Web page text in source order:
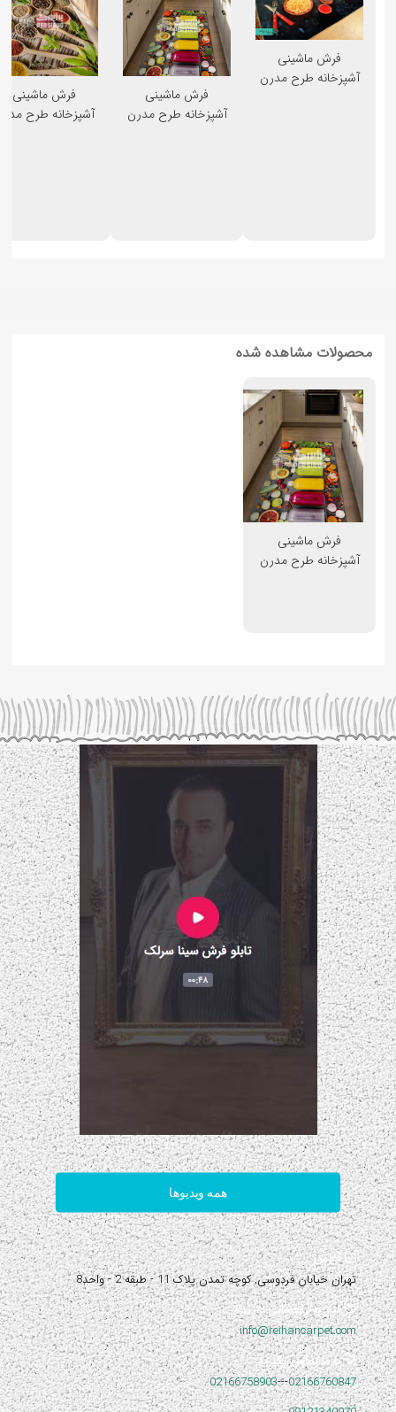
فرش ماشینی
آشپزخانه طرح مدرن
فرش ماشینی
آشپزخانه طرح مدرن
فرش ماشینی
آشپزخانه طرح
محصولات مشاهده شده
فرش ماشینی
آشپزخانه طرح مدرن
همه ویدیوها
آدرس:
تهران خیابان فردوسی, کوچه تمدن پلاک 11 - طبقه 2 - واحد8
نیاز به راهنمایی دارید؟
info@reihancarpet.com
با ما تماس بگیرید
02166760847
---
02166758903